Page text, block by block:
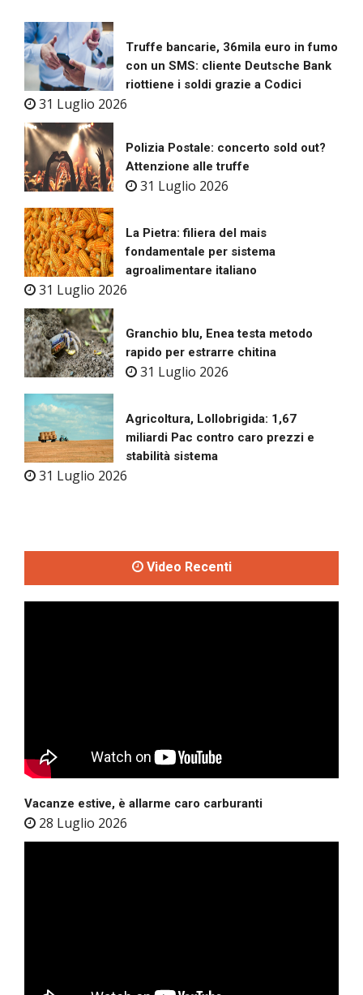
Truffe bancarie, 36mila euro in fumo
con un SMS: cliente Deutsche Bank
riottiene i soldi grazie a Codici
31 Luglio 2026
Polizia Postale: concerto sold out?
Attenzione alle truffe
31 Luglio 2026
La Pietra: filiera del mais
fondamentale per sistema
agroalimentare italiano
31 Luglio 2026
Granchio blu, Enea testa metodo
rapido per estrarre chitina
31 Luglio 2026
Agricoltura, Lollobrigida: 1,67
miliardi Pac contro caro prezzi e
stabilità sistema
31 Luglio 2026
Video Recenti
Vacanze estive, è allarme caro carburanti
28 Luglio 2026